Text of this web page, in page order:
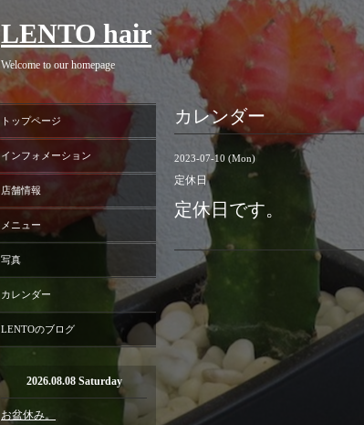
LENTO hair
Welcome to our homepage
カレンダー
2023-07-10 (Mon)
定休日
定休日です。
トップページ
インフォメーション
店舗情報
メニュー
写真
カレンダー
LENTOのブログ
2026.08.08 Saturday
お盆休み。